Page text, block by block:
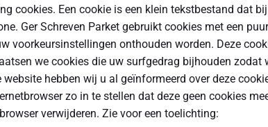
cookies. Een cookie is een klein tekstbestand dat
Ger Schreven Parket gebruikt cookies met een
voorkeursinstellingen onthouden worden. Deze
we cookies die uw surfgedrag bijhouden zodat
hebben wij u al geïnformeerd over deze
zo in te stellen dat deze geen cookies
verwijderen. Zie voor een toelichting: